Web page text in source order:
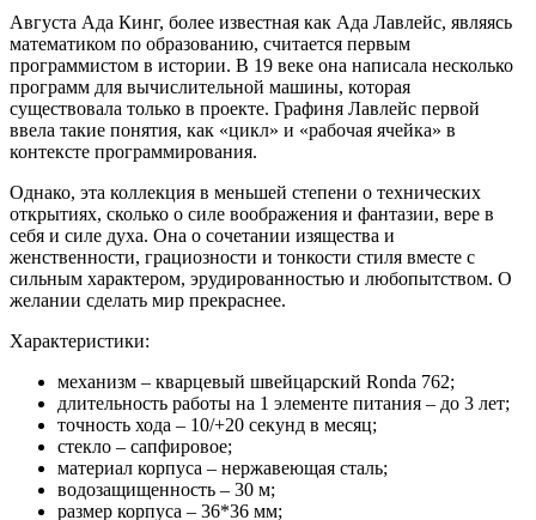
Августа Ада Кинг, более известная как Ада Лавлейс, являясь
математиком по образованию, считается первым
программистом в истории. В 19 веке она написала несколько
программ для вычислительной машины, которая
существовала только в проекте. Графиня Лавлейс первой
ввела такие понятия, как «цикл» и «рабочая ячейка» в
контексте программирования.
Однако, эта коллекция в меньшей степени о технических
открытиях, сколько о силе воображения и фантазии, вере в
себя и силе духа. Она о сочетании изящества и
женственности, грациозности и тонкости стиля вместе с
сильным характером, эрудированностью и любопытством. О
желании сделать мир прекраснее.
Характеристики:
механизм – кварцевый швейцарский Ronda 762;
длительность работы на 1 элементе питания – до 3 лет;
точность хода – 10/+20 секунд в месяц;
стекло – сапфировое;
материал корпуса – нержавеющая сталь;
водозащищенность – 30 м;
размер корпуса – 36*36 мм;